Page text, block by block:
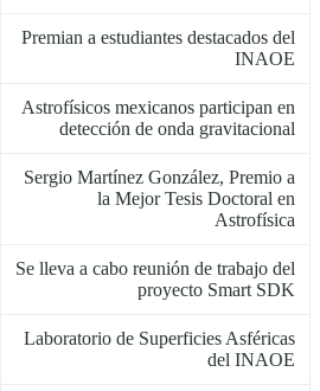
Premian a estudiantes destacados del
INAOE
Astrofísicos mexicanos participan en
detección de onda gravitacional
Sergio Martínez González, Premio a
la Mejor Tesis Doctoral en
Astrofísica
Se lleva a cabo reunión de trabajo del
proyecto Smart SDK
Laboratorio de Superficies Asféricas
del INAOE